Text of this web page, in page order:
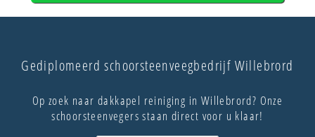
Gediplomeerd schoorsteenveegbedrijf Willebrord
Op zoek naar dakkapel reiniging in Willebrord? Onze
schoorsteenvegers staan direct voor u klaar!